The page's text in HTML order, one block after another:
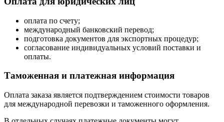
оплата по счету;
международный банковский перевод;
подготовка документов для экспортных процедур;
согласование индивидуальных условий поставки и
оплаты.
Таможенная и платежная информация
Оплата заказа является подтверждением стоимости товаров
для международной перевозки и таможенного оформления.